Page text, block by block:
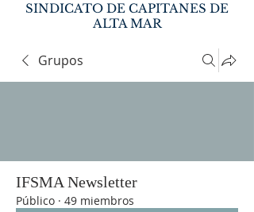
SINDICATO DE CAPITANES DE
ALTA MAR
Grupos
IFSMA Newsletter
Público · 49 miembros